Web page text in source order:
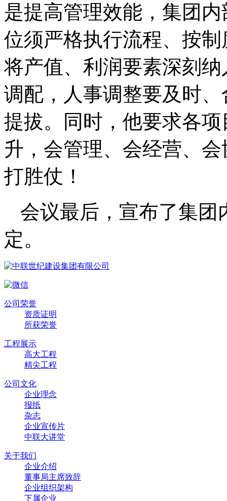
是提高管理效能，集团
位须严格执行流程、按
将产值、利润要素深刻
调配，人事调整要及时
提拔。同时，他要求各
升，会管理、会经营、
打胜仗！
会议最后，宣布了集团
定。
公司荣誉
资质证明
所获荣誉
工程展示
高大工程
精尖工程
公司文化
企业理念
报纸
杂志
企业宣传片
中联大讲堂
关于我们
企业介绍
董事局主席致辞
企业组织架构
下属企业